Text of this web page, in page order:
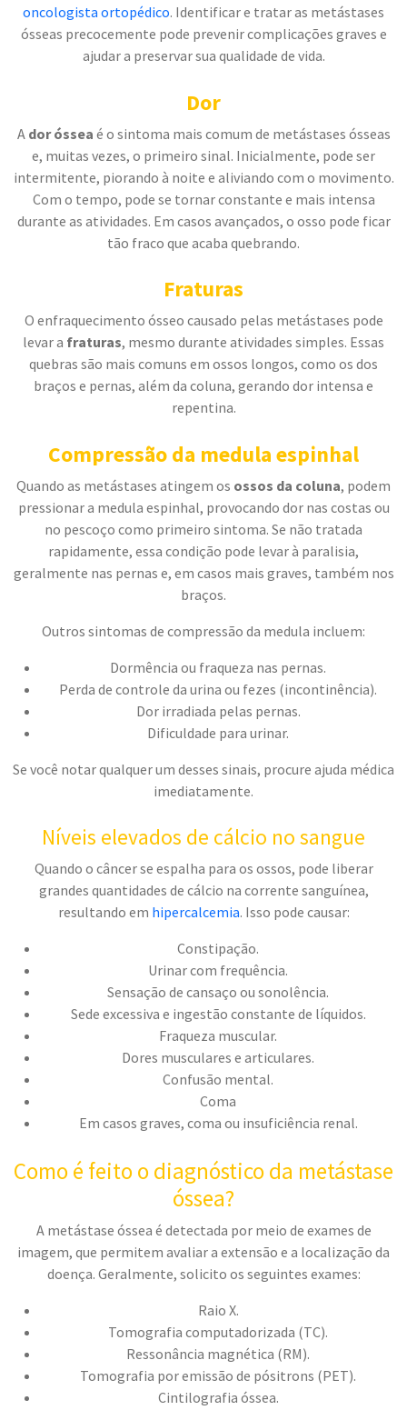
oncologista ortopédico. Identificar e tratar as metástases
ósseas precocemente pode prevenir complicações graves e
ajudar a preservar sua qualidade de vida.
Dor
A dor óssea é o sintoma mais comum de metástases ósseas
e, muitas vezes, o primeiro sinal. Inicialmente, pode ser
intermitente, piorando à noite e aliviando com o movimento.
Com o tempo, pode se tornar constante e mais intensa
durante as atividades. Em casos avançados, o osso pode ficar
tão fraco que acaba quebrando.
Fraturas
O enfraquecimento ósseo causado pelas metástases pode
levar a fraturas, mesmo durante atividades simples. Essas
quebras são mais comuns em ossos longos, como os dos
braços e pernas, além da coluna, gerando dor intensa e
repentina.
Compressão da medula espinhal
Quando as metástases atingem os ossos da coluna, podem
pressionar a medula espinhal, provocando dor nas costas ou
no pescoço como primeiro sintoma. Se não tratada
rapidamente, essa condição pode levar à paralisia,
geralmente nas pernas e, em casos mais graves, também nos
braços.
Outros sintomas de compressão da medula incluem:
Dormência ou fraqueza nas pernas.
Perda de controle da urina ou fezes (incontinência).
Dor irradiada pelas pernas.
Dificuldade para urinar.
Se você notar qualquer um desses sinais, procure ajuda médica
imediatamente.
Níveis elevados de cálcio no sangue
Quando o câncer se espalha para os ossos, pode liberar
grandes quantidades de cálcio na corrente sanguínea,
resultando em hipercalcemia. Isso pode causar:
Constipação.
Urinar com frequência.
Sensação de cansaço ou sonolência.
Sede excessiva e ingestão constante de líquidos.
Fraqueza muscular.
Dores musculares e articulares.
Confusão mental.
Coma
Em casos graves, coma ou insuficiência renal.
Como é feito o diagnóstico da metástase
óssea?
A metástase óssea é detectada por meio de exames de
imagem, que permitem avaliar a extensão e a localização da
doença. Geralmente, solicito os seguintes exames:
Raio X.
Tomografia computadorizada (TC).
Ressonância magnética (RM).
Tomografia por emissão de pósitrons (PET).
Cintilografia óssea.